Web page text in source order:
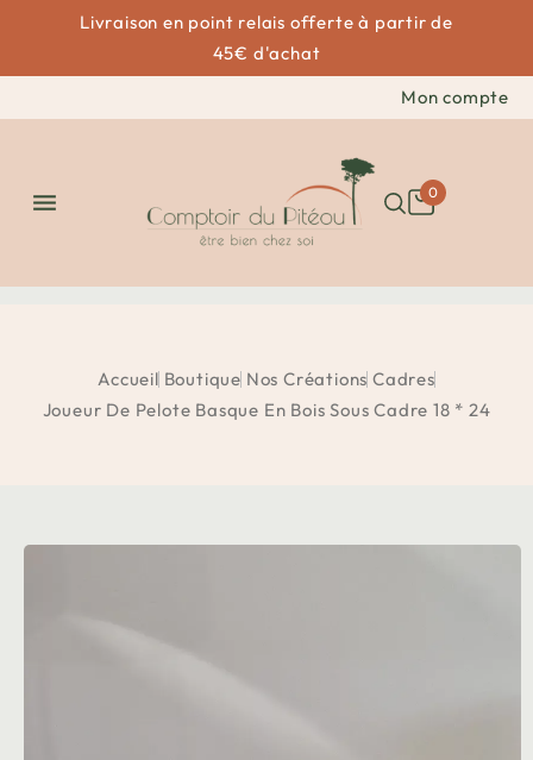
Livraison en point relais offerte à partir de
45€ d'achat
Mon compte
 0
Accueil Boutique Nos Créations Cadres
Joueur De Pelote Basque En Bois Sous Cadre 18 * 24